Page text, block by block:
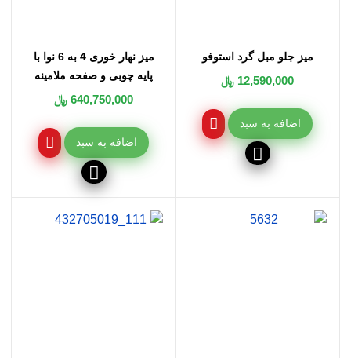
میز جلو مبل گرد استوفو
12,590,000 ﷼
اضافه به سبد
میز نهار خوری 4 به 6 نوا با
پایه چوبی و صفحه ملامینه
640,750,000 ﷼
اضافه به سبد